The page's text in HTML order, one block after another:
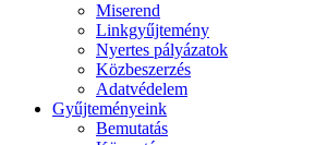
Miserend
Linkgyűjtemény
Nyertes pályázatok
Közbeszerzés
Adatvédelem
Gyűjteményeink
Bemutatás